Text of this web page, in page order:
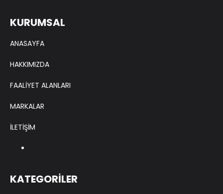
KURUMSAL
ANASAYFA
HAKKIMIZDA
FAALİYET ALANLARI
MARKALAR
İLETİŞİM
KATEGORİLER